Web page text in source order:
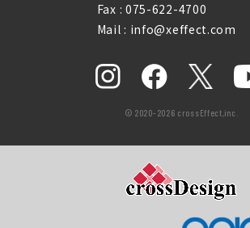
Fax : 075-622-4700
Mail : info@xeffect.com
© 2020-2026 crossEffect,inc.